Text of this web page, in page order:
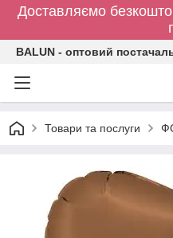
Доставляємо
BALUN - оптовий
Товари та послуги